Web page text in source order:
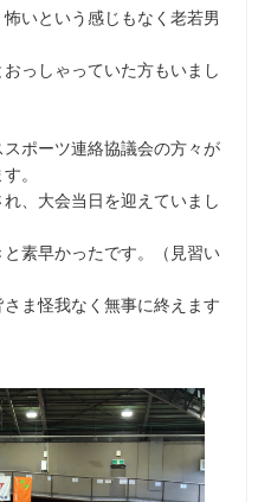
いという感じもなく老若男
おっしゃっていた方もいまし
ポーツ連絡協議会の方々が
。
、大会当日を迎えていまし
素早かったです。（見習い
ま怪我なく無事に終えます